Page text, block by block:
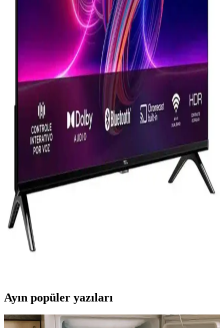
Televizyon Seçiminde Dikkat Edilmesi Gereken
Özellikler ve Modellerin Karşılaştırması
Samsung 65Q60D ve Grundig 55GHQ9500 modellerinin
özellikleri, avantajları ve kullanıcı ihtiyaçlarına uygun seçim
ipuçlarıyla televizyon satın alma rehberi.
Grundig 55GHQ9500 ve Samsung 65Q60D
Karşılaştırması: Hangi Televizyon Sizin İçin Uygun
Grundig 55GHQ9500 ve Samsung 65Q60D modellerinin
özellikleri, kullanıcı yorumları ve karşılaştırmasıyla, ihtiyaçlarınıza
uygun televizyonu seçmenize yardımcı oluyoruz.
Samsung 55LS03D ve 65Q60D Karşılaştırması:
Hangi Model Sizin İçin Daha Uygun
İki popüler Samsung QLED televizyon modeli olan 55LS03D ve
65Q60D'nin özelliklerini ve kullanıcı yorumlarını karşılaştırıyoruz.
Bu rehberle doğru modeli seçebilirsiniz.
TCL Akıllı Televizyonlar: Modern Eğlence
Dünyasında Yüksek Kalite ve Kullanıcı Dostu
Özellikler
TCL akıllı TV'ler 4K, QLED teknolojisi ve geniş uygulama
Ayın popüler yazıları